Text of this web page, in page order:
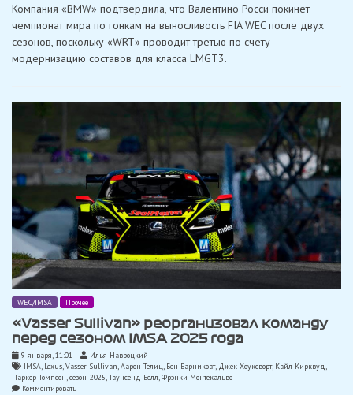
покинул
«WRT»
в
после
Компания «BMW» подтвердила, что Валентино Росси покинет
чемпионат мира по гонкам на выносливость FIA WEC после двух
сезонов, поскольку «WRT» проводит третью по счету
модернизацию составов для класса LMGT3.
WEC/IMSA Прочее
«Vasser Sullivan» реорганизовал команду
перед сезоном IMSA 2025 года
9 января, 11:01
Илья Навроцкий
IMSA, Lexus,Vasser Sullivan,Аарон Телиц, Бен Барникоат, Джек Хоуксворт, Кайл Кирквуд
Паркер Томпсон,сезон-2025,Таунсенд Белл,Фрэнки Монтекальво
Комментироватьon